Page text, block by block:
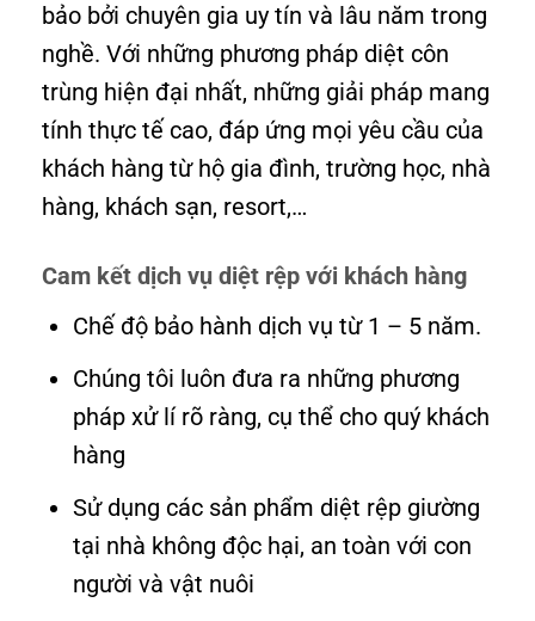
bảo bởi chuyên gia uy tín và lâu năm trong
nghề. Với những phương pháp diệt côn
trùng hiện đại nhất, những giải pháp mang
tính thực tế cao, đáp ứng mọi yêu cầu của
khách hàng từ hộ gia đình, trường học, nhà
hàng, khách sạn, resort,…
Cam kết dịch vụ diệt rệp với khách hàng
Chế độ bảo hành dịch vụ từ 1 – 5 năm.
Chúng tôi luôn đưa ra những phương
pháp xử lí rõ ràng, cụ thể cho quý khách
hàng
Sử dụng các sản phẩm diệt rệp giường
tại nhà không độc hại, an toàn với con
người và vật nuôi